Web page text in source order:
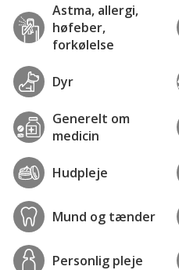
Astma, allergi,
høfeber,
forkølelse
Dyr
Generelt om
medicin
Hudpleje
Mund og tænder
Personlig pleje